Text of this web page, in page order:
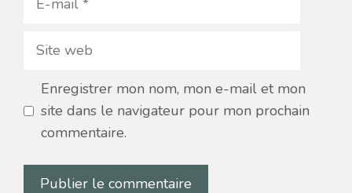
Site
Enregistrer mon nom, mon e-mail et mon
site dans le navigateur pour mon prochain
commentaire.